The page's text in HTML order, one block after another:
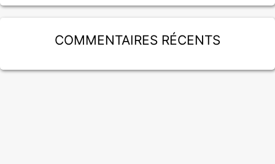
Commentaires récents